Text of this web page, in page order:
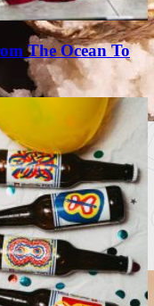
The Ocean To
tradição do
Michelin propõe